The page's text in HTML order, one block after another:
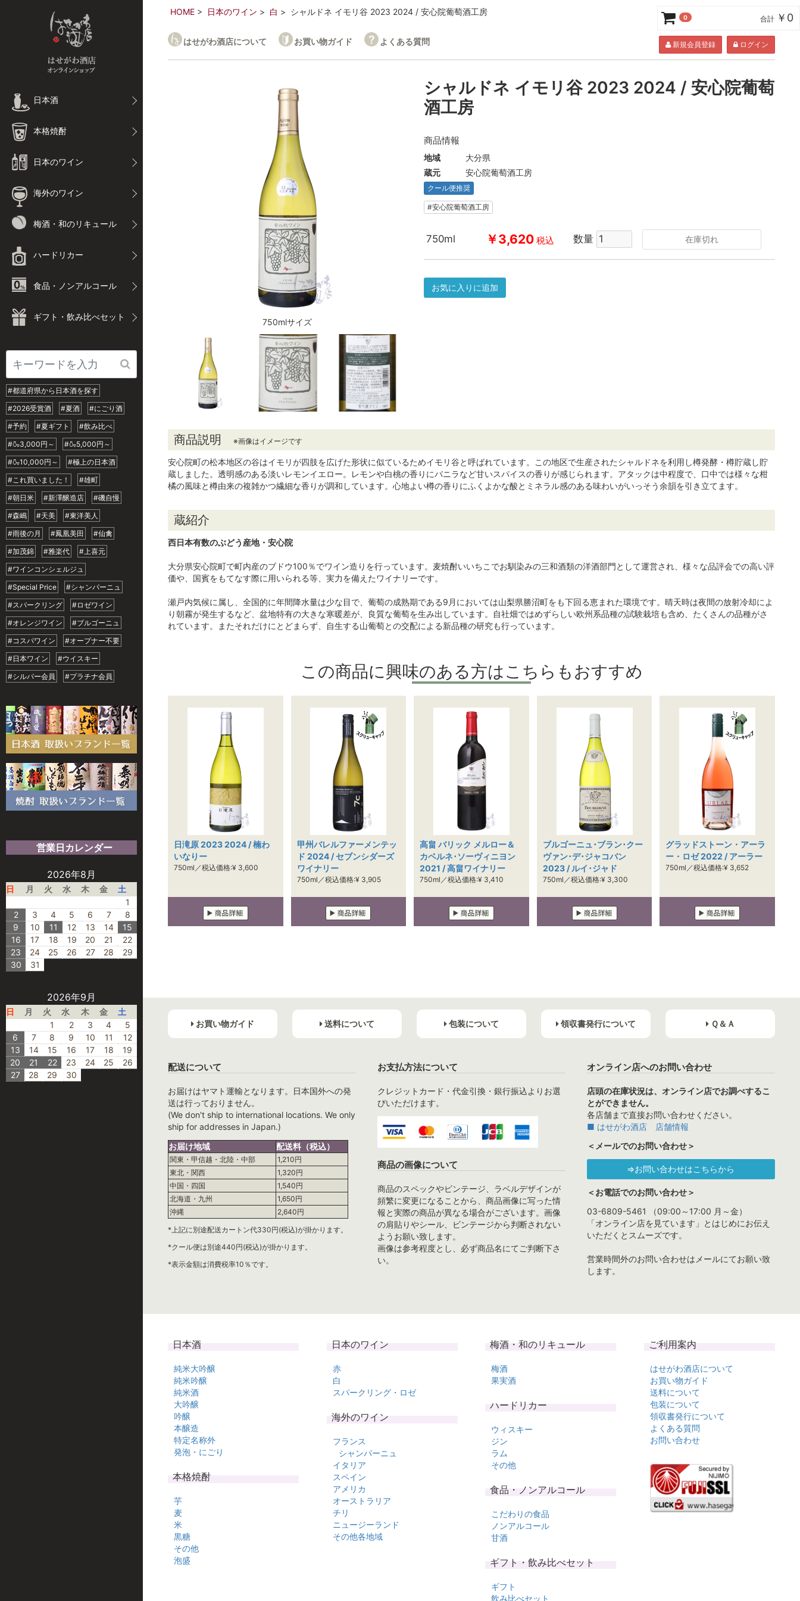
日本酒
本格焼酎
日本のワイン
海外のワイン
梅酒・和のリキュール
ハードリカー
食品・ノンアルコール
ギフト・飲み比べセット
#都道府県から日本酒を探す
#2026受賞酒
#夏酒
#にごり酒
#予約
#夏ギフト
#飲み比べ
#🍶3,000円～
#🍶5,000円～
#🍶10,000円～
#極上の日本酒
#これ買いました！
#雄町
#朝日米
#新澤醸造店
#磯自慢
#森嶋
#天美
#東洋美人
#雨後の月
#鳳凰美田
#仙禽
#加茂錦
#雅楽代
#上喜元
#ワインコンシェルジュ
#Special Price
#シャンパーニュ
#スパークリング
#ロゼワイン
#オレンジワイン
#ブルゴーニュ
#コスパワイン
#オープナー不要
#日本ワイン
#ウイスキー
#シルバー会員
#プラチナ会員
営業日カレンダー
2026年8月
日 月 火 水 木 金
土
1
2
3 4 5 6 7
8
9
10 11 12 13 14
15
16
17 18 19 20 21
22
23
24 25 26 27 28
29
30
31
2026年9月
日 月 火 水 木 金
土
1
2 3 4
5
6
7 8 9 10 11
12
13
14 15 16 17 18
19
20
21 22 23 24 25
26
27
28 29 30
HOME 日本のワイン 白 シャルドネ イモリ谷 2023 2024 / 安心院葡萄酒工房
はせがわ酒店について お買い物ガイド よくある質問 新規会員登録 ログイン
750mlサイズ
シャルドネ イモリ谷 2023 2024 / 安心院葡萄
酒工房
商品情報
地域
大分県
蔵元
安心院葡萄酒工房
クール便推奨
#安心院葡萄酒工房
750ml ￥3,620 税込 数量 在庫切れ
お気に入りに追加
商品説明 ※画像はイメージです
安心院町の松本地区の谷はイモリが四肢を広げた形状に似ているためイモリ谷と呼ばれています。この地区で生産されたシャルドネを利用し樽発酵・樽貯蔵し貯
蔵しました。透明感のある淡いレモンイエロー。レモンや白桃の香りにバニラなど甘いスパイスの香りが感じられます。アタックは中程度で、口中では様々な柑
橘の風味と樽由来の複雑かつ繊細な香りが調和しています。心地よい樽の香りにふくよかな酸とミネラル感のある味わいがいっそう余韻を引き立てます。
蔵紹介
西日本有数のぶどう産地・安心院
大分県安心院町で町内産のブドウ100％でワイン造りを行っています。麦焼酎いいちこでお馴染みの三和酒類の洋酒部門として運営され、様々な品評会での高い評
価や、国賓をもてなす際に用いられる等、実力を備えたワイナリーです。
瀬戸内気候に属し、全国的に年間降水量は少な目で、葡萄の成熟期である9月においては山梨県勝沼町をも下回る恵まれた環境です。晴天時は夜間の放射冷却によ
り朝霧が発生するなど、盆地特有の大きな寒暖差が、良質な葡萄を生み出しています。自社畑ではめずらしい欧州系品種の試験栽培も含め、たくさんの品種がさ
れています。またそれだけにとどまらず、自生する山葡萄との交配による新品種の研究も行っています。
この商品に興味のある方はこちらもおすすめ
日滝原 2023 2024 / 楠わ
いなりー
750ml／税込価格:¥ 3,600
甲州バレルファーメンテッ
ド 2024 / セブンシダーズ
ワイナリー
750ml／税込価格:¥ 3,905
高畠 バリック メルロー＆
カベルネ･ソーヴィニヨン
2021 / 高畠ワイナリー
750ml／税込価格:¥ 3,410
ブルゴーニュ･ブラン･クー
ヴァン･デ･ジャコバン
2023 / ルイ･ジャド
750ml／税込価格:¥ 3,300
グラッドストーン・アーラ
ー・ロゼ 2022 / アーラー
750ml／税込価格:¥ 3,652
0 合計 ￥0
お買い物ガイド 送料について 包装について 領収書発行について Ｑ＆Ａ
配送について
お届けはヤマト運輸となります。日本国外への発
送は行っておりません。
(We don't ship to international locations. We only
ship for addresses in Japan.)
お届け地域
配送料（税込）
関東・甲信越・北陸・中部
1,210円
東北・関西
1,320円
中国・四国
1,540円
北海道・九州
1,650円
沖縄
2,640円
*上記に別途配送カートン代330円(税込)が掛かります。
*クール便は別途440円(税込)が掛かります。
*表示金額は消費税率10％です。
お支払方法について
クレジットカード・代金引換・銀行振込よりお選
びいただけます。
商品の画像について
商品のスペックやビンテージ、ラベルデザインが
頻繁に変更になることから、商品画像に写った情
報と実際の商品が異なる場合がございます。画像
の肩貼りやシール、ビンテージから判断されない
ようお願い致します。
画像は参考程度とし、必ず商品名にてご判断下さ
い。
オンライン店へのお問い合わせ
店頭の在庫状況は、オンライン店でお調べするこ
とができません。
各店舗まで直接お問い合わせください。
■ はせがわ酒店 店舗情報
＜メールでのお問い合わせ＞
⇒お問い合わせはこちらから
＜お電話でのお問い合わせ＞
03-6809-5461 （09:00～17:00 月～金）
「オンライン店を見ています」とはじめにお伝え
いただくとスムーズです。
営業時間外のお問い合わせはメールにてお願い致
します。
日本酒
純米大吟醸
純米吟醸
純米酒
大吟醸
吟醸
本醸造
特定名称外
発泡・にごり
本格焼酎
芋
麦
米
黒糖
その他
泡盛
日本のワイン
赤
白
スパークリング・ロゼ
海外のワイン
フランス
シャンパーニュ
イタリア
スペイン
アメリカ
オーストラリア
チリ
ニュージーランド
その他各地域
梅酒・和のリキュール
梅酒
果実酒
ハードリカー
ウィスキー
ジン
ラム
その他
食品・ノンアルコール
こだわりの食品
ノンアルコール
甘酒
ギフト・飲み比べセット
ギフト
飲み比べセット
ご利用案内
はせがわ酒店について
お買い物ガイド
送料について
包装について
領収書発行について
よくある質問
お問い合わせ